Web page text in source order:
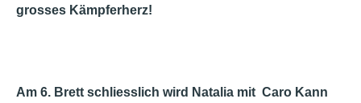
grosses Kämpferherz!
Am 6. Brett schliesslich wird Natalia mit Caro Kann